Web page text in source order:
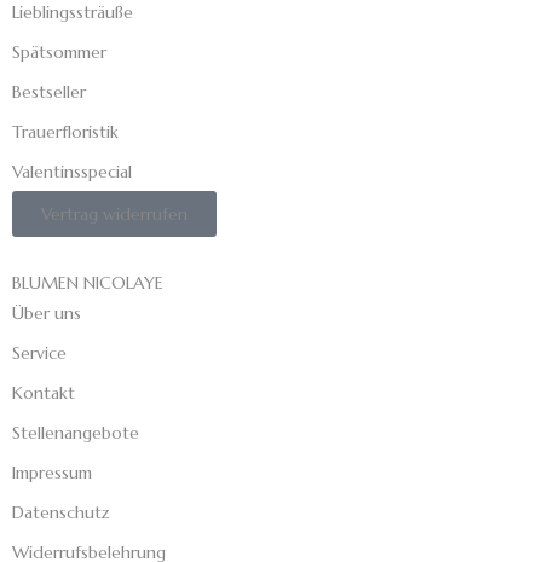
Lieblingssträuße
Spätsommer
Bestseller
Trauerfloristik
Valentinsspecial
Vertrag widerrufen
BLUMEN NICOLAYE
Über uns
Service
Kontakt
Stellenangebote
Impressum
Datenschutz
Widerrufsbelehrung